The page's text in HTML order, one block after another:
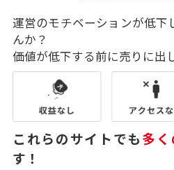
運営のモチベーションが低下
んか？
価値が低下する前に売りに出
これらのサイトでも多
す！